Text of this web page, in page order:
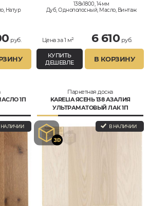
Натур
руб.
138x1800, 14мм
Дуб, Однополосный, Масло, Винтаж
Цена за 1 м² 6 610 руб.
КУПИТЬ
ДЕШЕВЛЕ
В КОРЗИНУ
1П
НАЛИЧИИ
Паркетная доска
KARELIA ЯСЕНЬ 138 АЗАЛИЯ
УЛЬТРАМАТОВЫЙ ЛАК 1П
В НАЛИЧИИ